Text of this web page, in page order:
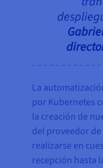
La
por Kubernetes
la creación de
del proveedor
realizarse en
recepción hasta